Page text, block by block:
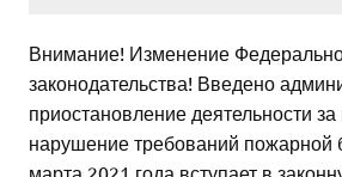
Внимание! Изменение
законодательства! Введено
приостановление деятельности
нарушение требований пожарной